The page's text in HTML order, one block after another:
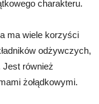
charakteru.
ma wiele korzyści
odżywczych,
Jest również
żołądkowymi.